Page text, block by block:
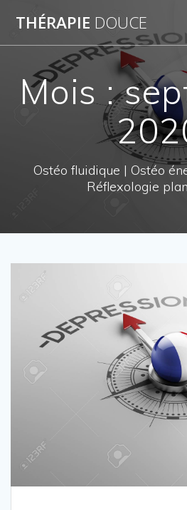
THÉRAPIE DOUCE
Mois :
Ostéo fluidique | Ostéo
Réflexologie